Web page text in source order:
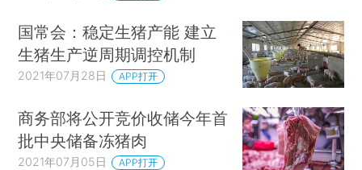
国常会：稳定生猪产能 建立
生猪生产逆周期调控机制
2021年07月28日 APP打开
商务部将公开竞价收储今年首
批中央储备冻猪肉
2021年07月05日 APP打开